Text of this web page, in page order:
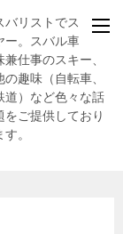
バリストでスキー
ー。スバル車、趣
兼仕事のスキー、
の趣味（自転車、
道）など色々な話
をご提供しており
す。